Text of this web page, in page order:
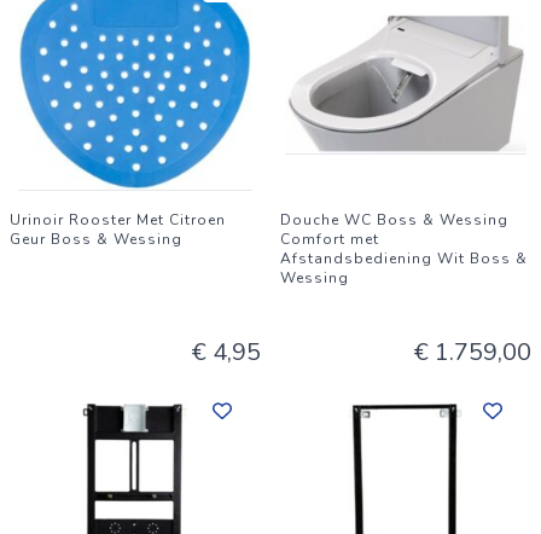
Urinoir Rooster Met Citroen
Geur Boss & Wessing
€ 4,95
Douche WC Boss & Wessing
Comfort met
Afstandsbediening Wit Boss &
Wessing
€ 1.759,00